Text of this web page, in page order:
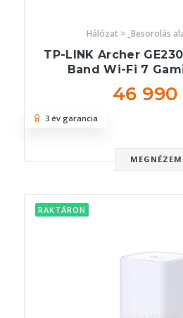
Hálózat > _Besorolás
TP-LINK Archer
Band Wi-Fi 7
46 990
MEGNÉZEM
3 év garancia
RAKTÁRON